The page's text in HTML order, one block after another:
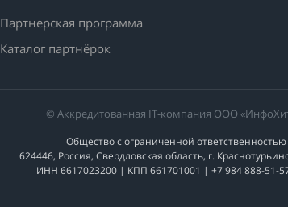
Партнерская программа
Каталог партнёрок
© Аккредитованная IT-компания ООО
Общество с ограниченной
624446, Россия, Свердловская область, г.
ИНН 6617023200 | КПП 661701001 | +7 984 888-51-